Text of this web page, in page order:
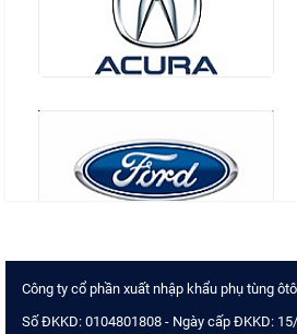
Công ty cổ phần xuất nhập khẩu phụ tùng
Số ĐKKD: 0104801808 - Ngày cấp ĐKKD: